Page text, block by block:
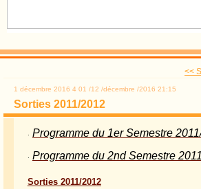
<<
1 décembre 2016 4 01 /12 /décembre /2016 21:15
Sorties 2011/2012
· Programme du 1er Semestre
· Programme du 2nd Semestre
Sorties 2011/2012